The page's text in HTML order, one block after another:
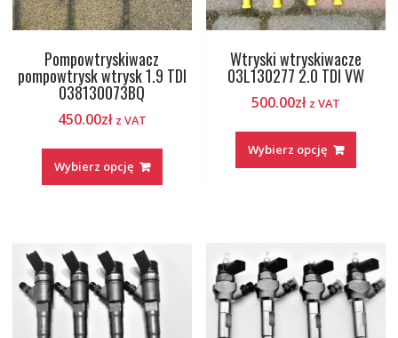
Pompowtryskiwacz
pompowtrysk wtrysk 1.9 TDI
038130073BQ
450.00zł z VAT
Wybierz opcję
Wtryski wtryskiwacze
03L130277 2.0 TDI VW
500.00zł z VAT
Wybierz opcję